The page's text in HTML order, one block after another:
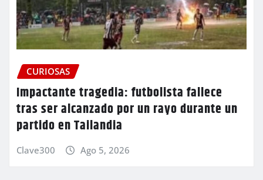
CURIOSAS
Impactante tragedia: futbolista fallece
tras ser alcanzado por un rayo durante un
partido en Tailandia
Clave300 Ago 5, 2026